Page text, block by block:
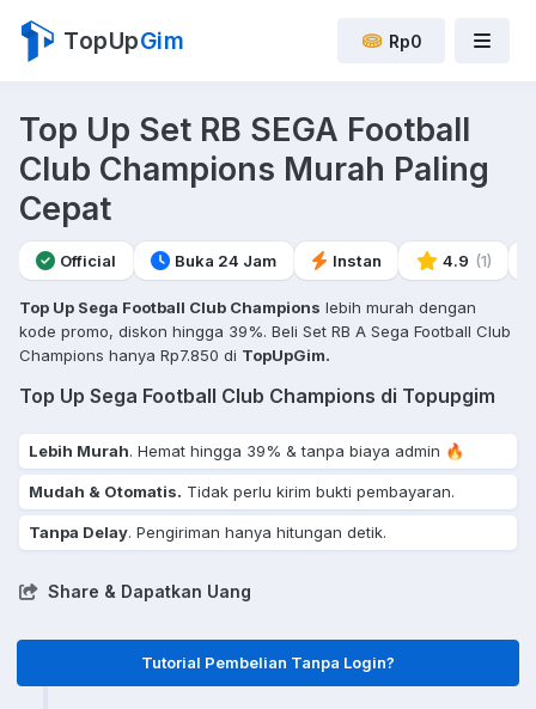
TopUpGim Rp0
Top Up Set RB SEGA Football
Club Champions Murah Paling
Cepat
Official Buka 24 Jam Instan 4.9 (1)
Top Up Sega Football Club Champions lebih murah dengan
kode promo, diskon hingga 39%. Beli Set RB A Sega Football Club
Champions hanya Rp7.850 di TopUpGim.
Top Up Sega Football Club Champions di Topupgim
Lebih Murah. Hemat hingga 39% & tanpa biaya admin 🔥
Mudah & Otomatis. Tidak perlu kirim bukti pembayaran.
Tanpa Delay. Pengiriman hanya hitungan detik.
Share & Dapatkan Uang
Tutorial Pembelian Tanpa Login?